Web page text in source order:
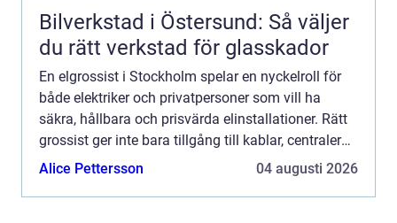
Bilverkstad i Östersund: Så väljer
du rätt verkstad för glasskador
En elgrossist i Stockholm spelar en nyckelroll för
både elektriker och privatpersoner som vill ha
säkra, hållbara och prisvärda elinstallationer. Rätt
grossist ger inte bara tillgång till kablar, centraler
och be...
Alice Pettersson 04 augusti 2026